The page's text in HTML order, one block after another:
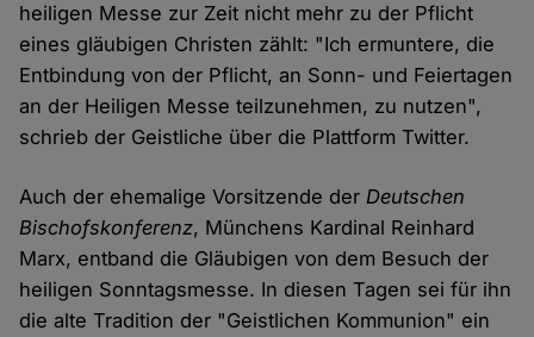
heiligen Messe zur Zeit nicht mehr zu der Pflicht
eines gläubigen Christen zählt: "Ich ermuntere, die
Entbindung von der Pflicht, an Sonn- und Feiertagen
an der Heiligen Messe teilzunehmen, zu nutzen",
schrieb der Geistliche über die Plattform Twitter.
Auch der ehemalige Vorsitzende derDeutschen
Bischofskonferenz, Münchens Kardinal Reinhard
Marx, entband die Gläubigen von dem Besuch der
heiligen Sonntagsmesse. In diesen Tagen sei für ihn
die alte Tradition der "Geistlichen Kommunion" ein